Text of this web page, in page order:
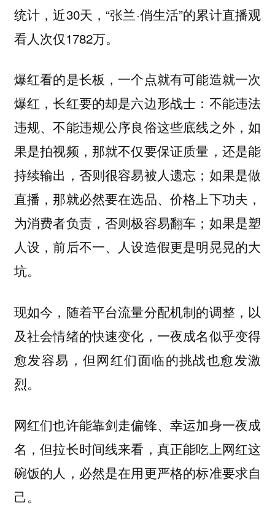
统计，近30天，“张兰·俏生活”的累计直播观
看人次仅1782万。
爆红看的是长板，一个点就有可能造就一次
爆红，长红要的却是六边形战士：不能违法
违规、不能违规公序良俗这些底线之外，如
果是拍视频，那就不仅要保证质量，还是能
持续输出，否则很容易被人遗忘；如果是做
直播，那就必然要在选品、价格上下功夫，
为消费者负责，否则极容易翻车；如果是塑
人设，前后不一、人设造假更是明晃晃的大
坑。
现如今，随着平台流量分配机制的调整，以
及社会情绪的快速变化，一夜成名似乎变得
愈发容易，但网红们面临的挑战也愈发激
烈。
网红们也许能靠剑走偏锋、幸运加身一夜成
名，但拉长时间线来看，真正能吃上网红这
碗饭的人，必然是在用更严格的标准要求自
己。